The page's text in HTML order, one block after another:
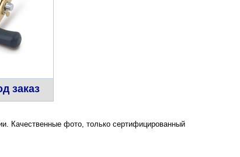
заказ
Качественные фото, только сертифицированный